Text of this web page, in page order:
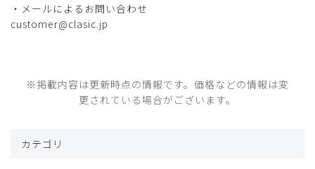
・メールによるお問い合わせ
customer@clasic.jp
※掲載内容は更新時点の情報です。価格などの情報は変
更されている場合がございます。
カテゴリ